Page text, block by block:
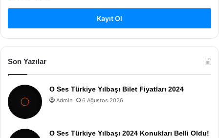
Kayıt Ol
Son Yazılar
O Ses Türkiye Yılbaşı Bilet Fiyatları 2024
Admin 6 Ağustos 2026
O Ses Türkiye Yılbaşı 2024 Konukları Belli Oldu!